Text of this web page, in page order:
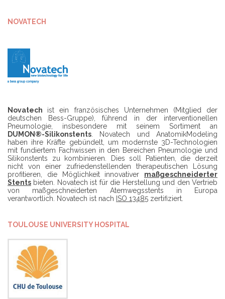
NOVATECH
Novatech ist ein französisches Unternehmen (Mitglied der
deutschen Bess-Gruppe), führend in der interventionellen
Pneumologie, insbesondere mit seinem Sortiment an
DUMON®-Silikonstents . Novatech und AnatomikModeling
haben ihre Kräfte gebündelt, um modernste 3D-Technologien
mit fundiertem Fachwissen in den Bereichen Pneumologie und
Silikonstents zu kombinieren. Dies soll Patienten, die derzeit
nicht von einer zufriedenstellenden therapeutischen Lösung
profitieren, die Möglichkeit innovativer maßgeschneiderter
Stents bieten. Novatech ist für die Herstellung und den Vertrieb
von maßgeschneiderten Atemwegsstents in Europa
verantwortlich. Novatech ist nach ISO 13485 zertifiziert.
TOULOUSE UNIVERSITY HOSPITAL